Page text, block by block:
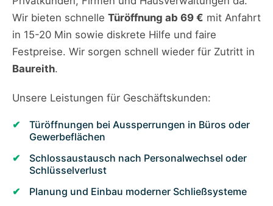
Wir bieten schnelle Türöffnung ab 69 € mit Anfahrt
in 15-20 Min sowie diskrete Hilfe und faire
Festpreise. Wir sorgen schnell wieder für Zutritt in
Baureith.
Unsere Leistungen für Geschäftskunden:
Türöffnungen bei Aussperrungen in Büros oder
Gewerbeflächen
Schlossaustausch nach Personalwechsel oder
Schlüsselverlust
Planung und Einbau moderner Schließsysteme